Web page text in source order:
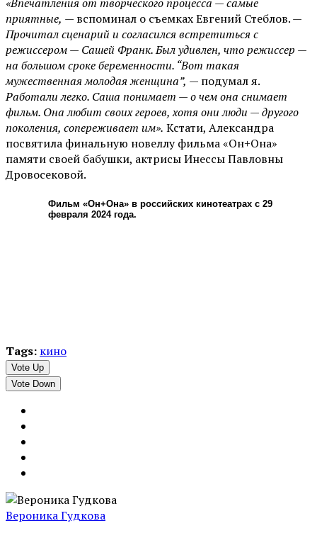
приятные, — вспоминал о съемках Евгений Стеблов. —
Прочитал сценарий и согласился встретиться с
режиссером — Сашей Франк. Был удивлен, что режиссер —
на большом сроке беременности. “Вот такая
мужественная молодая женщина”, — подумал я.
Работали легко. Саша понимает — о чем она снимает
фильм. Она любит своих героев, хотя они люди — другого
поколения, сопереживает им». Кстати, Александра
посвятила финальную новеллу фильма «Он+Она»
памяти своей бабушки, актрисы Инессы Павловны
Дровосековой.
Фильм «Он+Она» в российских кинотеатрах с 29
февраля 2024 года.
Tags: кино
Vote Up
Vote Down
Вероника Гудкова